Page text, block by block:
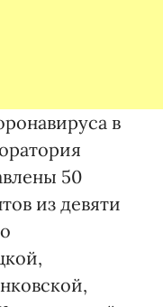
в
50
из девяти